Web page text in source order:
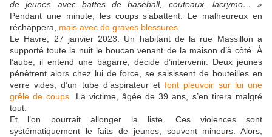
de jeunes avec battes de baseball, couteaux, lacrymo… »
Pendant une minute, les coups s’abattent. Le malheureux en
réchappera, mais avec de graves blessures
Le Havre, 27 janvier 2023. Un habitant de la rue Massillon a
supporté toute la nuit le boucan venant de la maison d’à côté. À
l’aube, il entend une bagarre, décide d’intervenir. Deux jeunes
pénètrent alors chez lui de force, se saisissent de bouteilles en
verre vides, d’un tube d’aspirateur etfont pleuvoir sur lui une
grêle de coups . La victime, âgée de 39 ans, s’en tirera malgré
tout.
Et l’on pourrait allonger la liste. Ces violences sont
systématiquement le faits de jeunes, souvent mineurs. Alors,